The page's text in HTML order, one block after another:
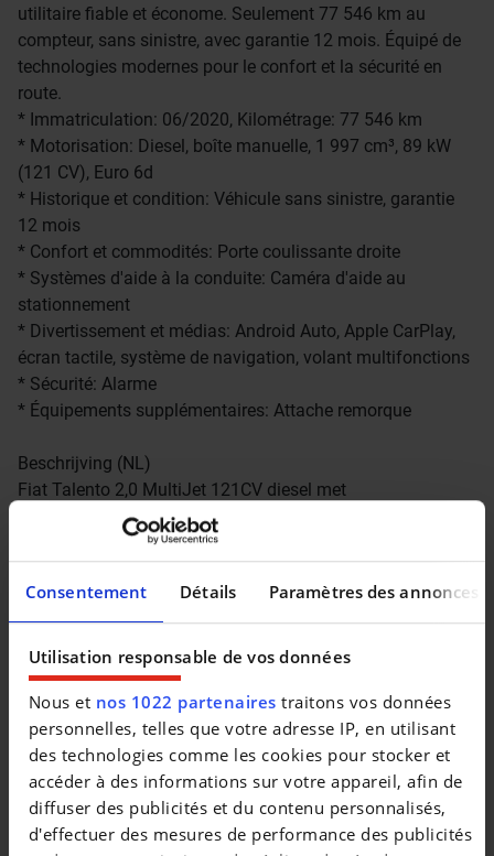
Consentement Détails Paramètres des annonces
Utilisation responsable de vos données
Nous et nos 1022 partenaires traitons vos données
personnelles, telles que votre adresse IP, en utilisant
des technologies comme les cookies pour stocker et
accéder à des informations sur votre appareil, afin de
diffuser des publicités et du contenu personnalisés,
d'effectuer des mesures de performance des publicités
utilitaire fiable et économe. Seulement 77 546 km au
compteur, sans sinistre, avec garantie 12 mois. Équipé de
technologies modernes pour le confort et la sécurité en
route.
* Immatriculation: 06/2020, Kilométrage: 77 546 km
* Motorisation: Diesel, boîte manuelle, 1 997 cm³, 89 kW
(121 CV), Euro 6d
* Historique et condition: Véhicule sans sinistre, garantie
12 mois
* Confort et commodités: Porte coulissante droite
* Systèmes d'aide à la conduite: Caméra d'aide au
stationnement
* Divertissement et médias: Android Auto, Apple CarPlay,
écran tactile, système de navigation, volant multifonctions
* Sécurité: Alarme
* Équipements supplémentaires: Attache remorque
Beschrijving (NL)
Fiat Talento 2,0 MultiJet 121CV diesel met
handgeschakelde transmissie, betrouwbare bedrijfsauto.
Slechts 77 546 km op de teller, ongevalvrij, met 12
comfort en veiligheid onderweg.
* Registratie: 06/2020, Kilometerstand: 77 546 km
* Aandrijving: Diesel, handgeschakelde transmissie, 1 997
cm³, 89 kW (121 CV), Euro 6d
* Historie en conditie: Ongevalvrij voertuig, 12 maanden
garantie
* Comfort en gemak: Schuifdeur aan rechterkant
* Rijhulpsystemen: Inparkeercamera
* Vermaak en media: Android Auto, Apple CarPlay,
touchscreen, navigatiesysteem, multifunctioneel stuurwiel